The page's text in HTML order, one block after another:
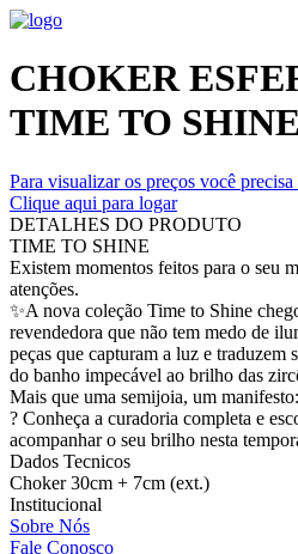
CHOKER
TIME TO SHINE
Para visualizar os preços você
Clique aqui para logar
DETALHES DO PRODUTO
TIME TO SHINE
Existem momentos feitos para o seu
atenções.
✨A nova coleção Time to Shine
revendedora que não tem medo de
peças que capturam a luz e traduzem
do banho impecável ao brilho das
Mais que uma semijoia, um
? Conheça a curadoria completa e
acompanhar o seu brilho nesta
Dados Tecnicos
Choker 30cm + 7cm (ext.)
Institucional
Sobre Nós
Fale Conosco